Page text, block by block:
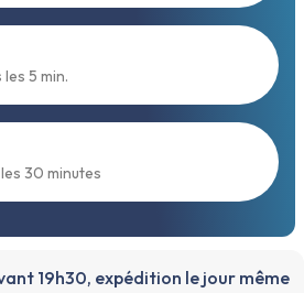
5 min.
30 minutes
19h30, expédition le jour même